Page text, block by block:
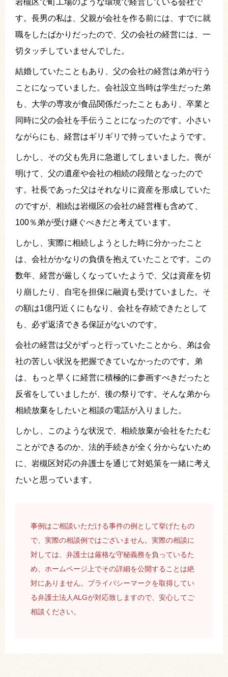
す。長男の私は、父親が会社を作る前には、すでに就
職をしたばかりだったので、父の会社の経営には、一
切タッチしていませんでした。
結婚していたこともあり、父の会社の経営は弟が行う
ことになっていました。会社設立当時は学生だった弟
も、大学の専攻が食品関係だったこともあり、卒業と
同時に父の会社を手伝うことになったのです。小さい
ながらにも、経営はギリギリで持っていたようです。
しかし、その父も先月に急逝してしまいました。喪が
明けて、父の遺産や会社の相続の段階となったので
す。社長であった父はそれなりに資産を形成していた
のですが、相続は岩槻区の会社の経営権も含めて、
100％弟が受け継ぐべきだと考えています。
しかし、実際に相続しようとした時に分かったこと
は、会社がかなりの負債を抱えていたことです。この
数年、経営が厳しくなっていたようで、父は資産を切
り崩したり、自宅を担保に融資も受けていました。そ
の額は1億円近くにもなり、会社を存続できたとして
も、必ず返済できる保証がないのです。
会社の経営は父がずっと行っていたことから、弟は会
社の苦しい状況を把握できていなかったのです。弟
は、もっと早くに経営に積極的に参画すべきだったと
反省をしていましたが、後の祭りです。そんな弟から
相続放棄をしたいと相談の電話が入りました。
しかし、このような状況で、相続放棄が会社をたたむ
ことができるのか、法的手続きが全く分からないため
に、岩槻区対応の弁護士を通じて対処策を一緒に考え
たいと思っています。
事例はご相談いただける事件の例として挙げたもの
で、実際の相談例ではございません。実際の相談に
対しては、弁護士は厳格な守秘義務を負っているた
め、ホームページ上でその詳細を公開することは絶
対にありません。プライバシーマークを取得してい
る弁護士法人ALGが対応致しますので、安心してご
相談ください。